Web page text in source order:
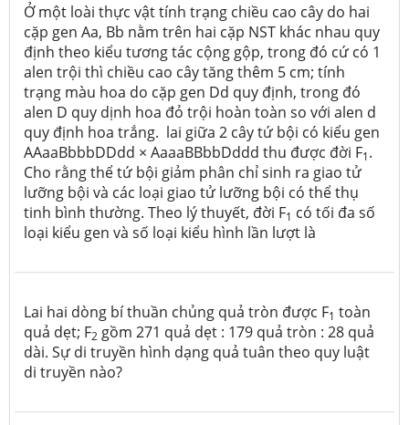
Ở một loài thực vật tính trạng chiều cao cây do hai
cặp gen Aa, Bb nằm trên hai cặp NST khác nhau quy
định theo kiểu tương tác cộng gộp, trong đó cứ có 1
alen trội thì chiều cao cây tăng thêm 5 cm; tính
trạng màu hoa do cặp gen Dd quy định, trong đó
alen D quy dịnh hoa đỏ trội hoàn toàn so với alen d
quy định hoa trắng. lai giữa 2 cây tứ bội có kiểu gen
AAaaBbbbDDdd × AaaaBBbbDddd thu được đời F1.
Cho rằng thể tứ bội giảm phân chỉ sinh ra giao tử
lưỡng bội và các loại giao tử lưỡng bội có thể thụ
tinh bình thường. Theo lý thuyết, đời F1 có tối đa số
loại kiểu gen và số loại kiểu hình lần lượt là
Lai hai dòng bí thuần chủng quả tròn được F1 toàn
quả dẹt; F2 gồm 271 quả dẹt : 179 quả tròn : 28 quả
dài. Sự di truyền hình dạng quả tuân theo quy luật
di truyền nào?